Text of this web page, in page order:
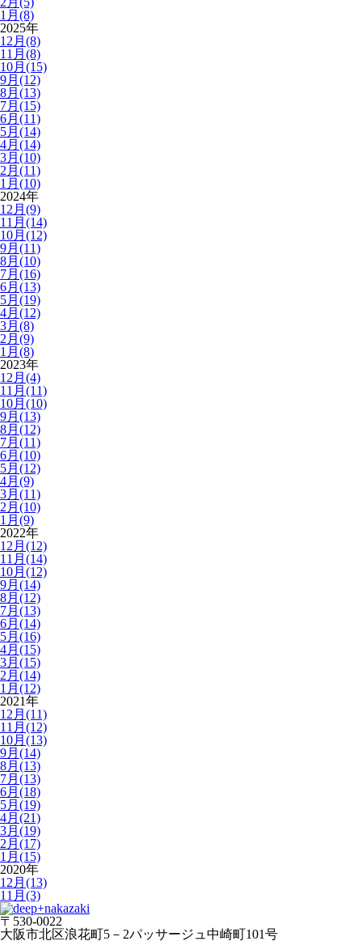
1月(8)
2025年
12月(8)
11月(8)
10月(15)
9月(12)
8月(13)
7月(15)
6月(11)
5月(14)
4月(14)
3月(10)
2月(11)
1月(10)
2024年
12月(9)
11月(14)
10月(12)
9月(11)
8月(10)
7月(16)
6月(13)
5月(19)
4月(12)
3月(8)
2月(9)
1月(8)
2023年
12月(4)
11月(11)
10月(10)
9月(13)
8月(12)
7月(11)
6月(10)
5月(12)
4月(9)
3月(11)
2月(10)
1月(9)
2022年
12月(12)
11月(14)
10月(12)
9月(14)
8月(12)
7月(13)
6月(14)
5月(16)
4月(15)
3月(15)
2月(14)
1月(12)
2021年
12月(11)
11月(12)
10月(13)
9月(14)
8月(13)
7月(13)
6月(18)
5月(19)
4月(21)
3月(19)
2月(17)
1月(15)
2020年
12月(13)
11月(3)
〒530-0022
大阪市北区浪花町5－2パッサージュ中崎町101号